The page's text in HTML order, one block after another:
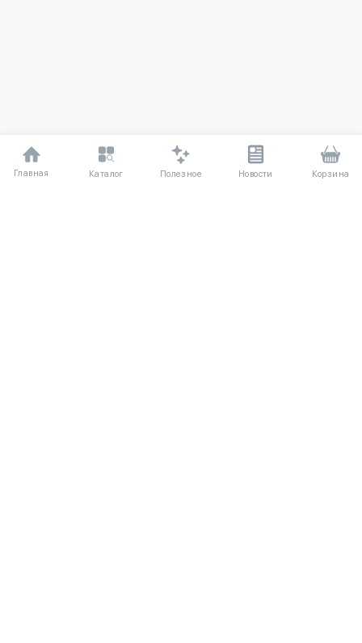
Главная Каталог Полезное Новости Корзина